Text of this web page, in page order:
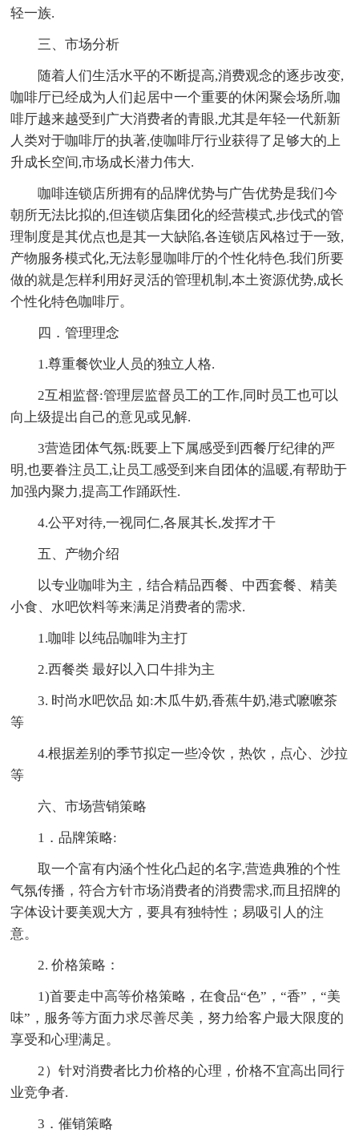
轻一族.
三、市场分析
随着人们生活水平的不断提高,消费观念的逐步改变,
咖啡厅已经成为人们起居中一个重要的休闲聚会场所,咖
啡厅越来越受到广大消费者的青眼,尤其是年轻一代新新
人类对于咖啡厅的执著,使咖啡厅行业获得了足够大的上
升成长空间,市场成长潜力伟大.
咖啡连锁店所拥有的品牌优势与广告优势是我们今
朝所无法比拟的,但连锁店集团化的经营模式,步伐式的管
理制度是其优点也是其一大缺陷,各连锁店风格过于一致,
产物服务模式化,无法彰显咖啡厅的个性化特色.我们所要
做的就是怎样利用好灵活的管理机制,本土资源优势,成长
个性化特色咖啡厅。
四．管理理念
1.尊重餐饮业人员的独立人格.
2互相监督:管理层监督员工的工作,同时员工也可以
向上级提出自己的意见或见解.
3营造团体气氛:既要上下属感受到西餐厅纪律的严
明,也要眷注员工,让员工感受到来自团体的温暖,有帮助于
加强内聚力,提高工作踊跃性.
4.公平对待,一视同仁,各展其长,发挥才干
五、产物介绍
以专业咖啡为主，结合精品西餐、中西套餐、精美
小食、水吧饮料等来满足消费者的需求.
1.咖啡 以纯品咖啡为主打
2.西餐类 最好以入口牛排为主
3. 时尚水吧饮品 如:木瓜牛奶,香蕉牛奶,港式嚒嚒茶
等
4.根据差别的季节拟定一些冷饮，热饮，点心、沙拉
等
六、市场营销策略
1．品牌策略:
取一个富有内涵个性化凸起的名字,营造典雅的个性
气氛传播，符合方针市场消费者的消费需求,而且招牌的
字体设计要美观大方，要具有独特性；易吸引人的注
意。
2. 价格策略：
1)首要走中高等价格策略，在食品“色”，“香”，“美
味”，服务等方面力求尽善尽美，努力给客户最大限度的
享受和心理满足。
2）针对消费者比力价格的心理，价格不宜高出同行
业竞争者.
3．催销策略